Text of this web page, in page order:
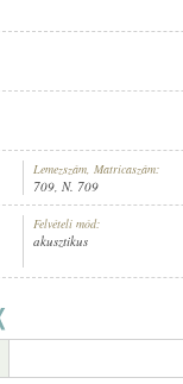
Lemezszám, Matricaszám:
709, N. 709
Felvételi mód:
akusztikus